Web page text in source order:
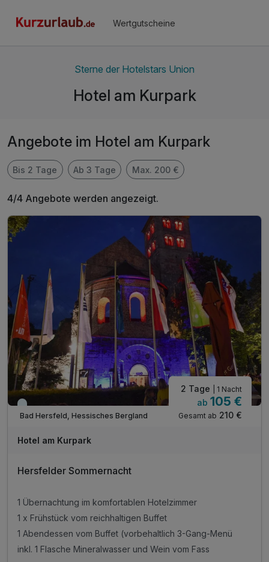
Wertgutscheine
Sterne der Hotelstars Union
Hotel am Kurpark
Angebote im Hotel am Kurpark
Bis 2 Tage Ab 3 Tage Max. 200 €
4/4 Angebote werden angezeigt.
Kurzfristig verfügbar
Bad Hersfeld, Hessisches Bergland
2 Tage | 1 Nacht
ab 105 €
Gesamt ab 210 €
Hotel am Kurpark
Hersfelder Sommernacht
1 Übernachtung im komfortablen Hotelzimmer
1 x Frühstück vom reichhaltigen Buffet
1 Abendessen vom Buffet (vorbehaltlich 3-Gang-Menü
inkl. 1 Flasche Mineralwasser und Wein vom Fass